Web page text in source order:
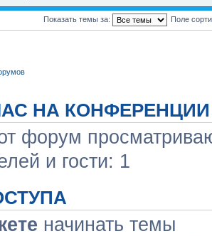
Показать темы за: Поле
НА КОНФЕРЕНЦИИ
форум
и гости: 1
начинать темы